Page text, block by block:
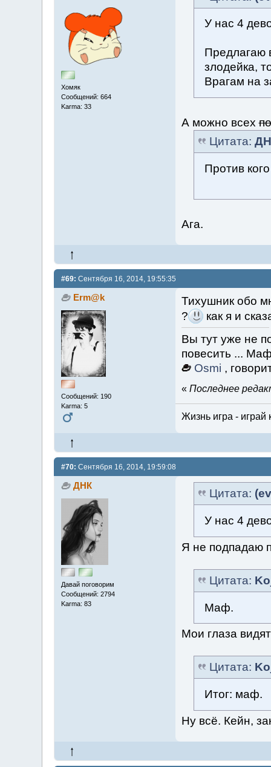
Хомяк
Сообщений: 664
Karma: 33
У нас 4
Предлагаю
злодейка,
Врагам на
А можно всех
Цитата:
Против
Ага.
#69: Сентября 16, 2014, 19:55:35
Erm@k
Сообщений: 190
Karma: 5
Тихушник обо
?
как я и
Вы тут уже не
повесить ...
Osmi ,
« Последнее
Жизнь игра - играй
#70: Сентября 16, 2014, 19:59:08
ДНК
Давай поговорим
Сообщений: 2794
Karma: 83
Цитата:
У нас 4
Я не подпадаю
Цитата:
Маф.
Мои глаза
Цитата:
Итог: маф.
Ну всё. Кейн,